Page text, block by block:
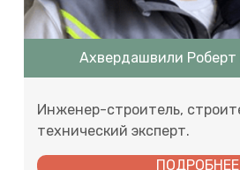
Ахвердашвили Роберт
Инженер-строитель,
технический эксперт.
ПОДРОБНЕЕ